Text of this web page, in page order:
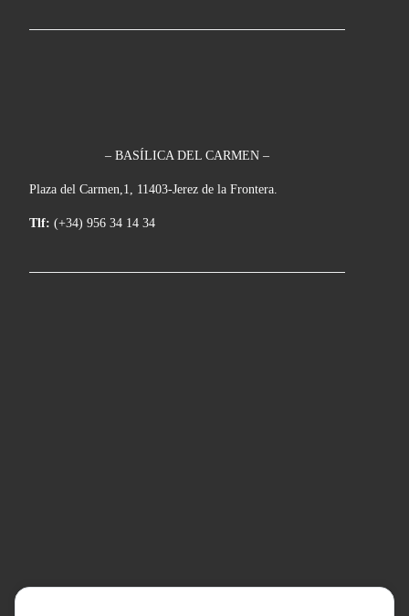
– BASÍLICA DEL CARMEN –
Plaza del Carmen,1, 11403-Jerez de la Frontera.
Tlf: (+34) 956 34 14 34